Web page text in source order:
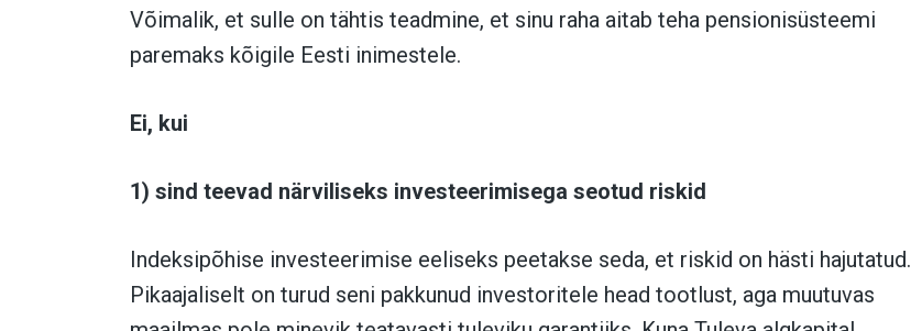
Võimalik, et sulle on tähtis teadmine, et sinu raha aitab teha pensionisüsteemi
paremaks kõigile Eesti inimestele.
Ei, kui
1) sind teevad närviliseks investeerimisega seotud riskid
Indeksipõhise investeerimise eeliseks peetakse seda, et riskid on hästi hajutatud.
Pikaajaliselt on turud seni pakkunud investoritele head tootlust, aga muutuvas